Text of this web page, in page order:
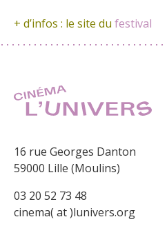
+ d’infos : le site du festival
16 rue Georges Danton
59000 Lille (Moulins)
03 20 52 73 48
cinema( at )lunivers.org